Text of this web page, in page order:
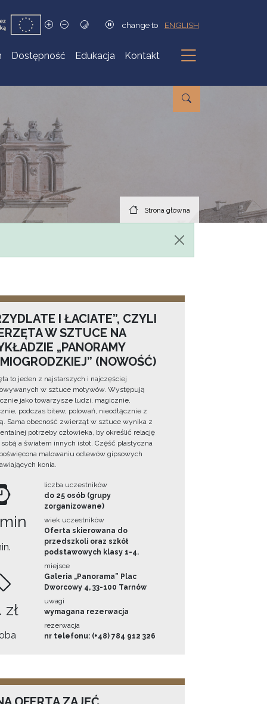
change to ENGLISH
Dostępność Edukacja Kontakt
Podmenu
Strona główna
I ŁACIATE”, CZYLI
W SZTUCE NA
„PANORAMY
(NOWOŚĆ)
to jeden z najstarszych i najczęściej
w sztuce motywów. Występują
jako towarzysze ludzi, magicznie,
podczas bitew, polowań, nieodłącznie z
Sama obecność zwierząt w sztuce wynika z
potrzeby człowieka, by określić relację
a światem innych istot. Część plastyczna
malowaniu odlewów gipsowych
konia.
zł
liczba uczestników
do 25 osób (grupy
zorganizowane)
wiek uczestników
Oferta skierowana do
przedszkoli oraz szkół
podstawowych klasy 1-4.
miejsce
Galeria „Panorama” Plac
Dworcowy 4, 33-100 Tarnów
uwagi
wymagana rezerwacja
rezerwacja
nr telefonu: (+48) 784 912 326